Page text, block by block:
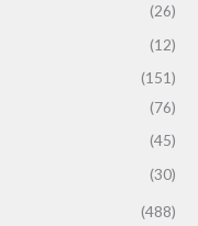
(26)
(12)
(151)
(76)
(45)
(30)
(488)